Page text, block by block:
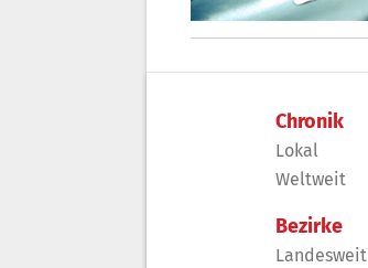
Chronik
Lokal
Weltweit
Bezirke
Landesweit